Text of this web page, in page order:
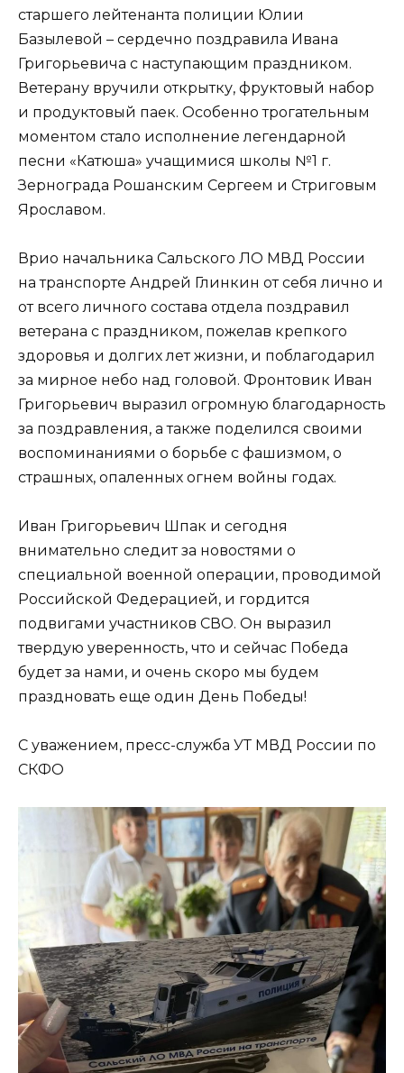
старшего лейтенанта полиции Юлии
Базылевой – сердечно поздравила Ивана
Григорьевича с наступающим праздником.
Ветерану вручили открытку, фруктовый набор
и продуктовый паек. Особенно трогательным
моментом стало исполнение легендарной
песни «Катюша» учащимися школы №1 г.
Зернограда Рошанским Сергеем и Стриговым
Ярославом.
Врио начальника Сальского ЛО МВД России
на транспорте Андрей Глинкин от себя лично и
от всего личного состава отдела поздравил
ветерана с праздником, пожелав крепкого
здоровья и долгих лет жизни, и поблагодарил
за мирное небо над головой. Фронтовик Иван
Григорьевич выразил огромную благодарность
за поздравления, а также поделился своими
воспоминаниями о борьбе с фашизмом, о
страшных, опаленных огнем войны годах.
Иван Григорьевич Шпак и сегодня
внимательно следит за новостями о
специальной военной операции, проводимой
Российской Федерацией, и гордится
подвигами участников СВО. Он выразил
твердую уверенность, что и сейчас Победа
будет за нами, и очень скоро мы будем
праздновать еще один День Победы!
С уважением, пресс-служба УТ МВД России по
СКФО